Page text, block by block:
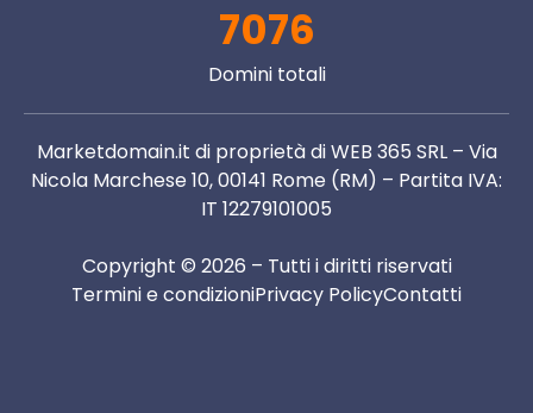
7076
Domini totali
Marketdomain.it di proprietà di WEB 365 SRL – Via
Nicola Marchese 10, 00141 Rome (RM) – Partita IVA:
IT 12279101005
Copyright © 2026 – Tutti i diritti riservati
Termini e condizioniPrivacy PolicyContatti